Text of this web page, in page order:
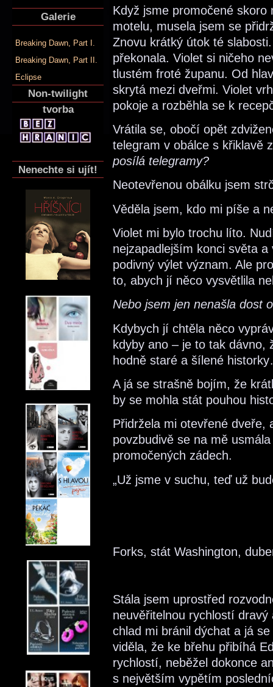
Galerie
Breaking Dawn, Part I.
Breaking Dawn, Part II.
Eclipse
Non-twilight
tvorba
Nenechte si ujít!
Když jsme promočené
motelu, musela jsem se
Znovu krátký útok té
překonala. Violet si ničeho
tlustém froté županu. Od
skrytá mezi dveřmi. Violet
pokoje a rozběhla se k
Vrátila se, obočí opět
telegram v obálce s křiklavě
posílá telegramy?
Neotevřenou obálku jsem
Věděla jsem, kdo mi píše a
Violet mi bylo trochu líto.
nejzapadlejším konci světa
podivný výlet význam. Ale
to, abych jí něco vysvětlila
Nebo jsem jen nenašla dost
Kdybych jí chtěla něco
kdyby ano – je to tak dávno,
hodně staré a šílené
A já se strašně bojím, že
by se mohla stát pouhou
Přidržela mi otevřené dveře,
povzbudivě se na mě
promočených zádech.
„Už jsme v suchu, teď už
Forks, stát Washington,
Stála jsem uprostřed
neuvěřitelnou rychlostí
chlad mi bránil dýchat a já
viděla, že ke břehu přibíhá
rychlostí, neběžel dokonce
s největším vypětím